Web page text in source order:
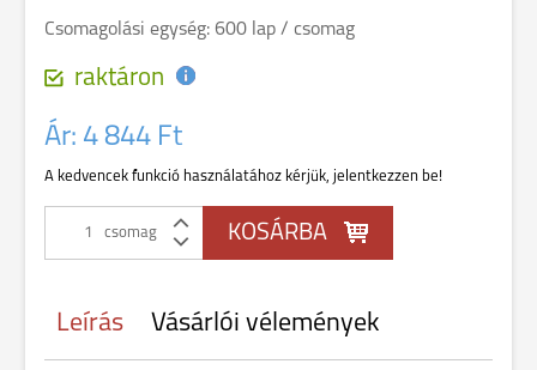
Csomagolási egység: 600 lap / csomag
raktáron
Ár: 4 844 Ft
A kedvencek funkció használatához kérjük, jelentkezzen be!
csomag
Leírás Vásárlói vélemények